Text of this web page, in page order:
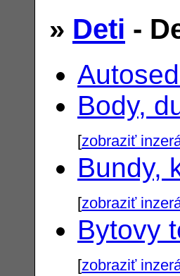
» Deti -
Body,
[zobraziť
Bundy,
[zobraziť
Bytovy
[zobraziť